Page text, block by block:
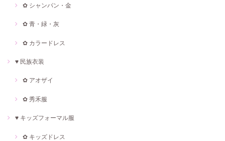
✿ シャンパン・金
✿ 青・緑・灰
✿ カラードレス
♥ 民族衣装
✿ アオザイ
✿ 秀禾服
♥ キッズフォーマル服
✿ キッズドレス